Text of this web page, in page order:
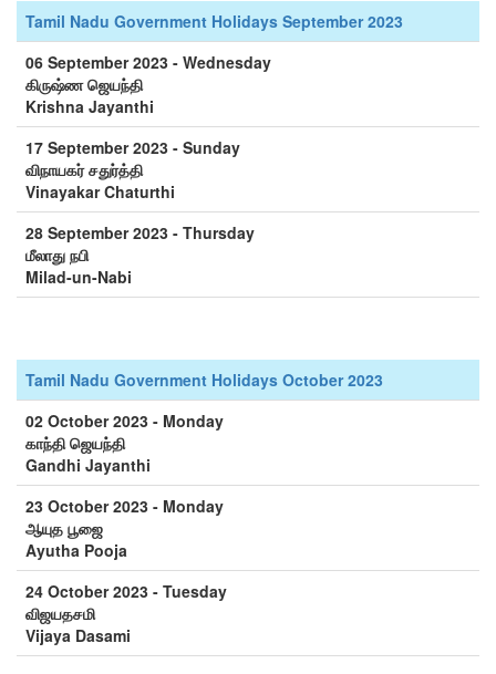
Tamil Nadu Government Holidays September 2023
06 September 2023 - Wednesday
கிருஷ்ண ஜெயந்தி
Krishna Jayanthi
17 September 2023 - Sunday
விநாயகர் சதுர்த்தி
Vinayakar Chaturthi
28 September 2023 - Thursday
மீலாது நபி
Milad-un-Nabi
Tamil Nadu Government Holidays October 2023
02 October 2023 - Monday
காந்தி ஜெயந்தி
Gandhi Jayanthi
23 October 2023 - Monday
ஆயுத பூஜை
Ayutha Pooja
24 October 2023 - Tuesday
விஜயதசமி
Vijaya Dasami